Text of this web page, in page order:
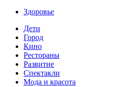
Здоровье
Дети
Город
Кино
Рестораны
Развитие
Спектакли
Мода и красота